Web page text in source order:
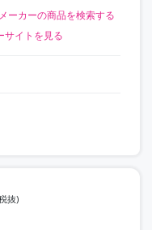
ーカーの商品を検索する
サイトを見る
抜)